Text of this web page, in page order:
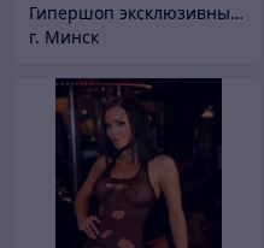
Гипершоп эксклюзивных товаров
г. Минск